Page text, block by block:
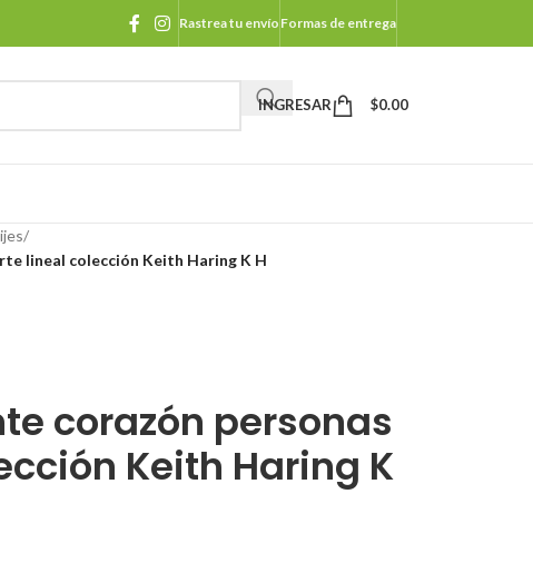
Rastrea tu envío Formas de entrega
INGRESAR $0.00
/
lineal colección Keith Haring K H
corazón personas
Keith Haring K